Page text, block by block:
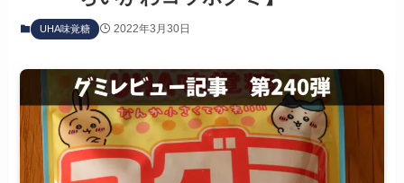
UHA味覚糖 2022年3月30日